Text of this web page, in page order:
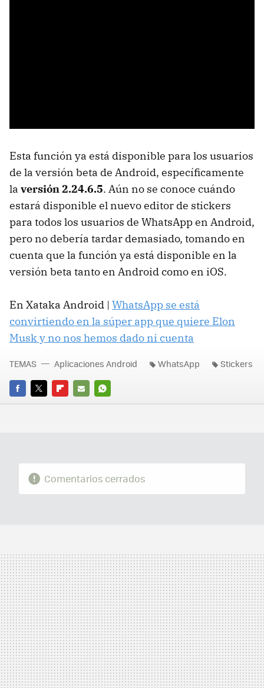
Esta función ya está disponible para los usuarios
de la versión beta de Android, específicamente
la versión 2.24.6.5. Aún no se conoce cuándo
estará disponible el nuevo editor de stickers
para todos los usuarios de WhatsApp en Android,
pero no debería tardar demasiado, tomando en
cuenta que la función ya está disponible en la
versión beta tanto en Android como en iOS.
En Xataka Android | WhatsApp se está
convirtiendo en la súper app que quiere Elon
Musk y no nos hemos dado ni cuenta
FACEBOOK
TWITTERFLIPBOARD
E-
WHATSAPP
TEMAS Aplicaciones Android WhatsApp Stickers
Comentarios cerrados